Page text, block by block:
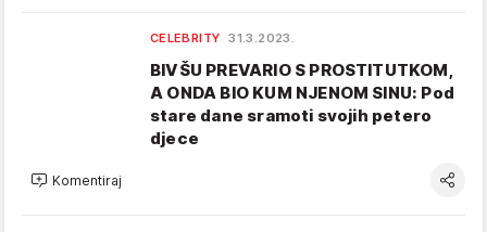
CELEBRITY 31.3.2023.
BIVŠU PREVARIO S PROSTITUTKOM,
A ONDA BIO KUM NJENOM SINU: Pod
stare dane sramoti svojih petero
djece
Komentiraj